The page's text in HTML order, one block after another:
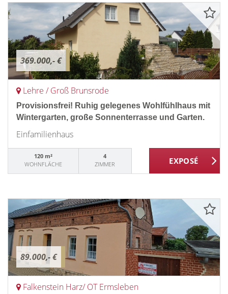
369.000,- €
Lehre / Groß Brunsrode
Provisionsfrei! Ruhig gelegenes Wohlfühlhaus mit
Wintergarten, große Sonnenterrasse und Garten.
Einfamilienhaus
120 m²
WOHNFLÄCHE
4
ZIMMER
89.000,- €
Falkenstein Harz/ OT Ermsleben